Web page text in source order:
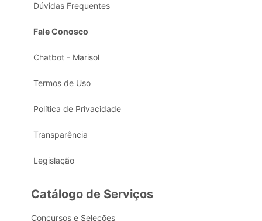
Dúvidas Frequentes
Fale Conosco
Chatbot - Marisol
Termos de Uso
Política de Privacidade
Transparência
Legislação
Catálogo de Serviços
Concursos e Seleções